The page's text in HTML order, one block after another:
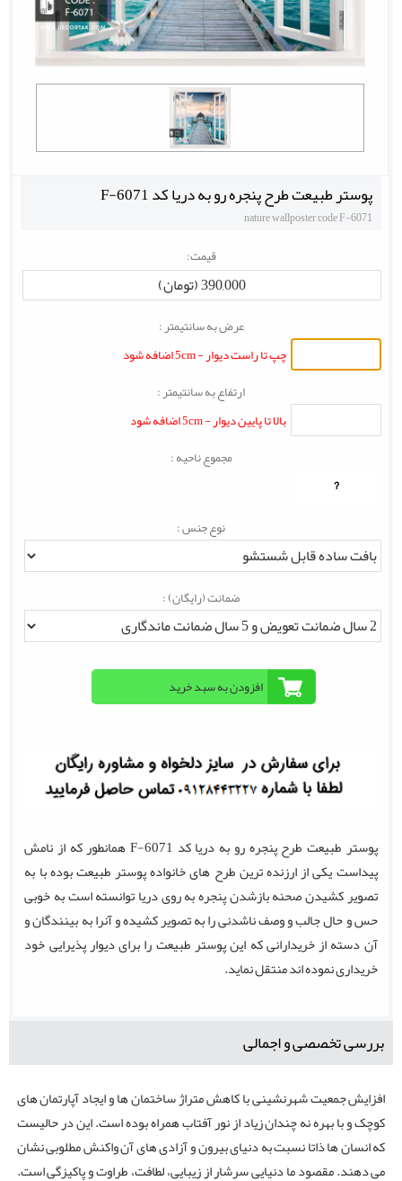
پوستر طبیعت طرح پنجره رو به دریا کد F-6071
nature wallposter code F-6071
قیمت:
390,000 (تومان)
عرض به سانتیمتر :
چپ تا راست دیوار - 5cm اضافه شود
ارتفاع به سانتیمتر :
بالا تا پایین دیوار - 5cm اضافه شود
مجموع ناحیه :
?
نوع جنس :
ضمانت (رایگان) :
پوستر طبیعت طرح پنجره رو به دریا کد F-6071 همانطور که از نامش
پیداست یکی از ارزنده ترین طرح های خانواده پوستر طبیعت بوده با به
تصویر کشیدن صحنه بازشدن پنجره به روی دریا توانسته است به خوبی
حس و حال جالب و وصف ناشدنی را به تصویر کشیده و آنرا به بینندگان و
آن دسته از خریدارانی که این پوستر طبیعت را برای دیوار پذیرایی خود
خریداری نموده اند منتقل نماید.
بررسی تخصصی و اجمالی
افزایش جمعیت شهرنشینی با کاهش متراژ ساختمان ‌ها و ایجاد آپارتمان های
کوچک و با بهره نه چندان زیاد از نور آفتاب همراه بوده است. این در حالیست
که انسان ها ذاتا نسبت به دنیای بیرون و آزادی های آن واکنش مطلوبی نشان
می‌ دهند. مقصود ما دنیایی سرشار از زیبایی، لطافت، طراوت و پاکیزگی است.